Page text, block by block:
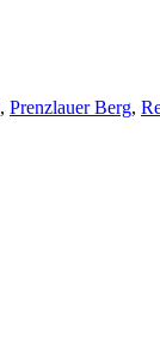
, Prenzlauer Berg,